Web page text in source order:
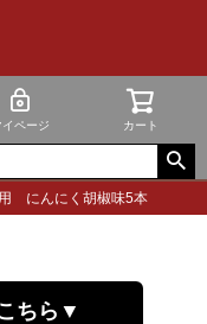
イページ カート
にんにく胡椒味5本
ちら▼